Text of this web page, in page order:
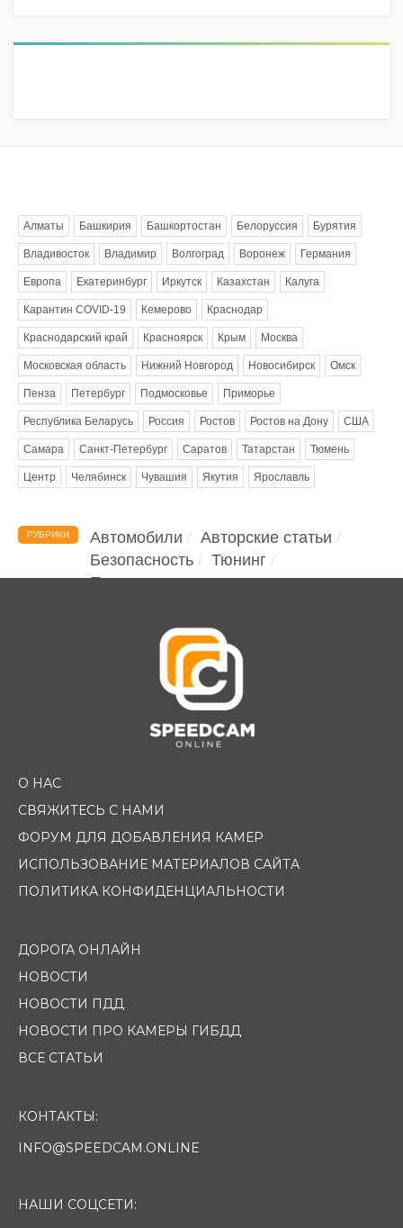
Алматы Башкирия Башкортостан Белоруссия Бурятия
Владивосток Владимир Волгоград Воронеж Германия
Европа Екатеринбург Иркутск Казахстан Калуга
Карантин COVID-19 Кемерово Краснодар
Краснодарский край Красноярск Крым Москва
Московская область Нижний Новгород Новосибирск Омск
Пенза Петербург Подмосковье Приморье
Республика Беларусь Россия Ростов Ростов на Дону США
Самара Санкт-Петербург Саратов Татарстан Тюмень
Центр Челябинск Чувашия Якутия Ярославль
РУБРИКИ Автомобили
Авторские статьи
Безопасность
Тюнинг
Помощь водителю
О НАС
СВЯЖИТЕСЬ С НАМИ
ФОРУМ ДЛЯ ДОБАВЛЕНИЯ КАМЕР
ИСПОЛЬЗОВАНИЕ МАТЕРИАЛОВ САЙТА
ПОЛИТИКА КОНФИДЕНЦИАЛЬНОСТИ
ДОРОГА ОНЛАЙН
НОВОСТИ
НОВОСТИ ПДД
НОВОСТИ ПРО КАМЕРЫ ГИБДД
ВСЕ СТАТЬИ
КОНТАКТЫ:
INFO@SPEEDCAM.ONLINE
НАШИ СОЦСЕТИ: